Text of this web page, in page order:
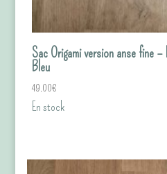
Sac Origami version anse fine
Bleu
49.00€
En stock